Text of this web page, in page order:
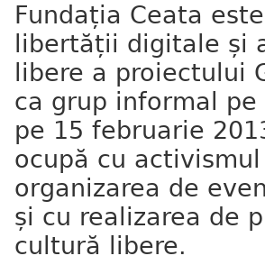
Fundația Ceata
libertății digitale și
libere a proiectului
ca grup informal
pe 15 februarie
ocupă cu
organizarea de
și cu realizarea de
cultură libere.